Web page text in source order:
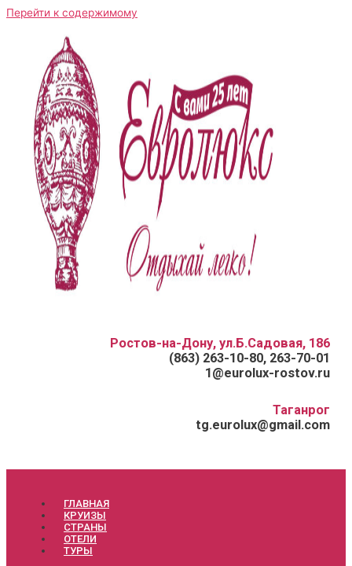
Перейти к содержимому
Ростов-на-Дону, ул.Б.Садовая, 186
(863) 263-10-80, 263-70-01
1@eurolux-rostov.ru
Таганрог
tg.eurolux@gmail.com
ГЛАВНАЯ
КРУИЗЫ
СТРАНЫ
ОТЕЛИ
ТУРЫ